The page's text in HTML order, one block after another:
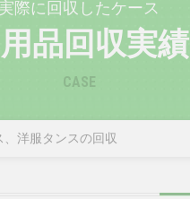
実際に回収したケース
品回収実績
CASE
洋服タンスの回収